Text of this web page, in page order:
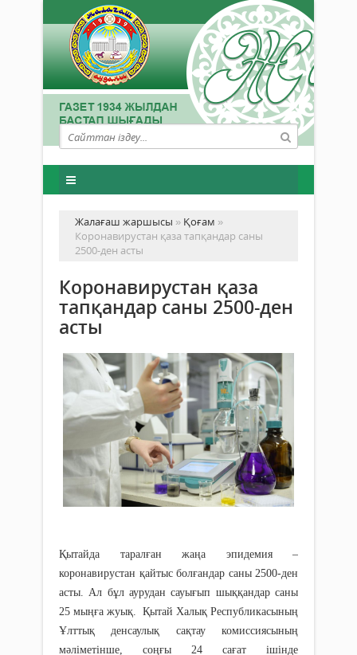
Жалағаш жаршысы » Қоғам »
Коронавирустан қаза тапқандар саны
2500-ден асты
Коронавирустан қаза
тапқандар саны 2500-ден
асты
Қытайда таралған жаңа эпидемия –
коронавирустан қайтыс болғандар саны 2500-ден
асты. Ал бұл аурудан сауығып шыққандар саны
25 мыңға жуық. Қытай Халық Республикасының
Ұлттық денсаулық сақтау комиссиясының
мәліметінше, соңғы 24 сағат ішінде